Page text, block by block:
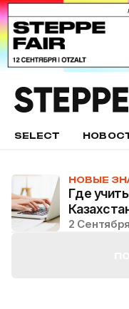
SELECT
НОВЫЕ
Где
2